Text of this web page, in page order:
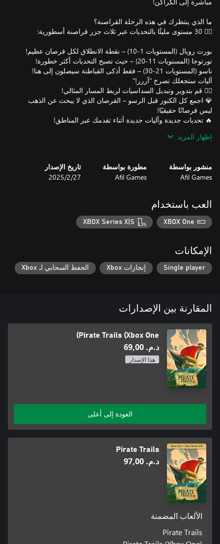
💎 اجمع كل الكنوز قبل الرسو – القرصان الذي لا يبحث عن الذهب
هل أنت مستعد لإثبات أنك ذئب البحر الحقيقي؟ إذن اصعد على متن
إظهار المزيد
منشور بواسطة
Afil Games
مطورة بواسطة
Afil Games
تاريخ الإصدار
27‏/2‏/2025
العب باستخدام
XBOX One
XBOX Series X|S
الإمكانات
Single player إنجازات Xbox الحفظ السحابي لـ Xbox
المقارنة بين الإصدارات
Pirate Trails (Xbox One)
د.م.‏ 69,00
هذا الإصدار
العودة إلى أعلى
Pirate Trails
د.م.‏ 97,00
الألعاب المضمنة
Pirate Trails